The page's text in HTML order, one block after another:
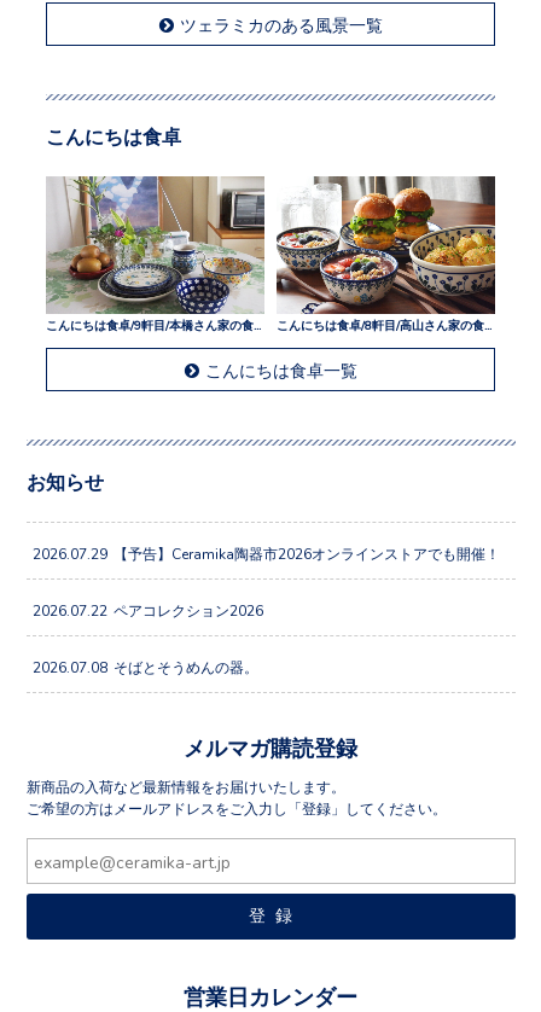
ツェラミカのある風景一覧
こんにちは食卓
こんにちは食卓/9軒目/本橋さん家の食卓
こんにちは食卓一覧
お知らせ
2026.07.29 【予告】Ceramika陶器市2026オンラインストアでも開催！
2026.07.22 ペアコレクション2026
2026.07.08 そばとそうめんの器。
メルマガ購読登録
新商品の入荷など最新情報をお届けいたします。
ご希望の方はメールアドレスをご入力し「登録」してください。
営業日カレンダー